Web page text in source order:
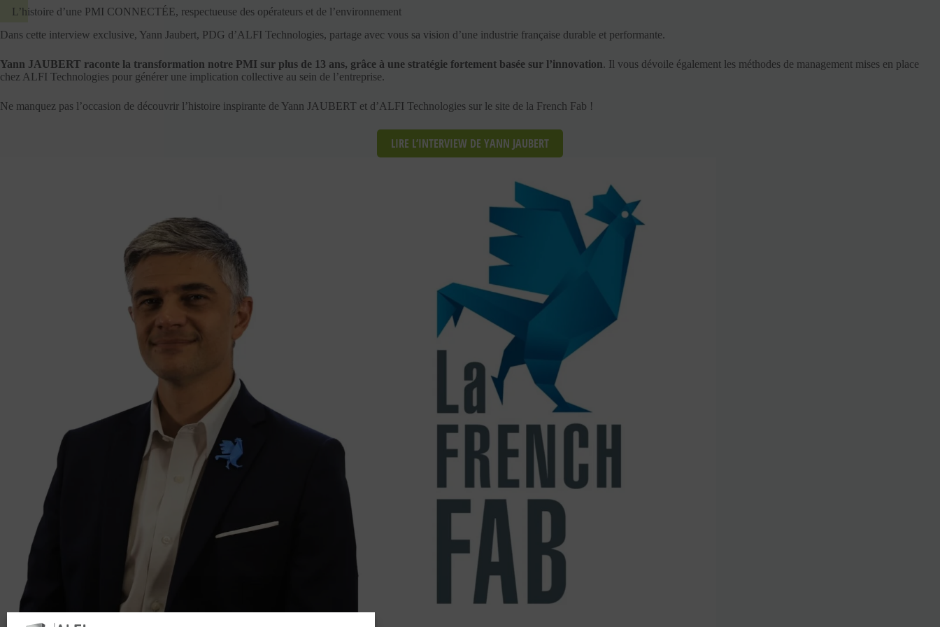
L’histoire d’une PMI CONNECTÉE, respectueuse des opérateurs et de l’environnement
Dans cette interview exclusive, Yann Jaubert, PDG d’ALFI Technologies, partage avec vous sa vision d’une industrie française durable et performante.
Yann JAUBERT raconte la transformation notre PMI sur plus de 13 ans, grâce à une stratégie fortement basée sur l’innovation. Il vous dévoile également les méthodes de management mises en place
chez ALFI Technologies pour générer une implication collective au sein de l’entreprise.
Ne manquez pas l’occasion de découvrir l’histoire inspirante de Yann JAUBERT et d’ALFI Technologies sur le site de la French Fab !
LIRE L’INTERVIEW DE YANN JAUBERT